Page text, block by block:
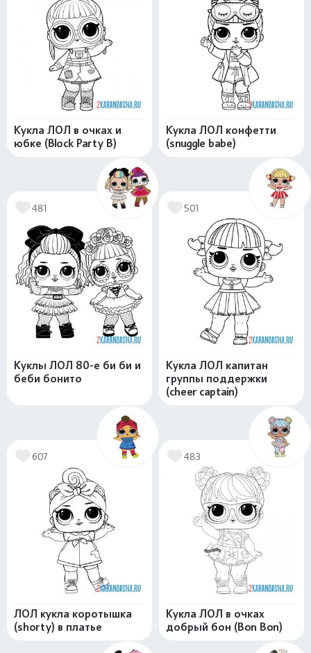
Кукла ЛОЛ в очках и
юбке (Block Party B)
Кукла ЛОЛ конфетти
(snuggle babe)
481
Куклы ЛОЛ 80-е би би и
беби бонито
501
Кукла ЛОЛ капитан
группы поддержки
(cheer captain)
607
ЛОЛ кукла коротышка
(shorty) в платье
483
Кукла ЛОЛ в очках
добрый бон (Bon Bon)